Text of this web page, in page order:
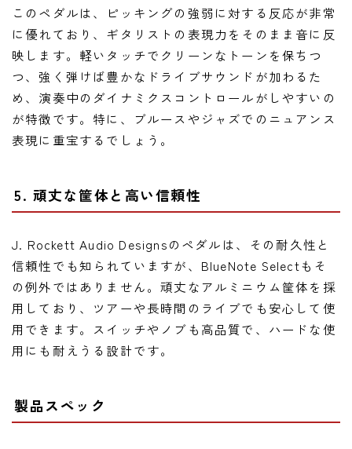
このペダルは、ピッキングの強弱に対する反応が非常
に優れており、ギタリストの表現力をそのまま音に反
映します。軽いタッチでクリーンなトーンを保ちつ
つ、強く弾けば豊かなドライブサウンドが加わるた
め、演奏中のダイナミクスコントロールがしやすいの
が特徴です。特に、ブルースやジャズでのニュアンス
表現に重宝するでしょう。
5. 頑丈な筐体と高い信頼性
J. Rockett Audio Designsのペダルは、その耐久性と
信頼性でも知られていますが、BlueNote Selectもそ
の例外ではありません。頑丈なアルミニウム筐体を採
用しており、ツアーや長時間のライブでも安心して使
用できます。スイッチやノブも高品質で、ハードな使
用にも耐えうる設計です。
製品スペック